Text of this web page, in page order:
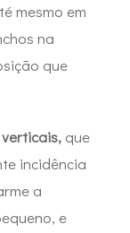
mesmo em
na
que
que
incidência
a
e